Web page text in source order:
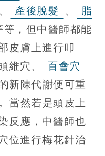
、 產後脫髮 、
脂
等，但中醫師都能
皮膚上進行叩
維穴、
百會穴
新陳代謝便可重
。當然若是頭皮上
反應，中醫師也
位進行梅花針治